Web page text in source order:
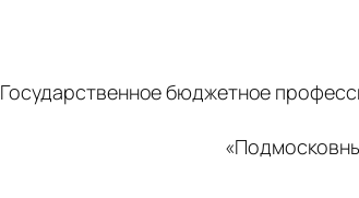
Государственное бюджетное